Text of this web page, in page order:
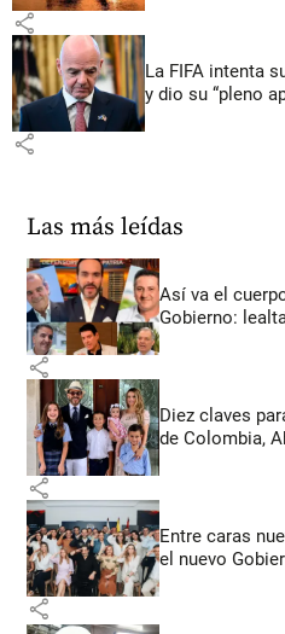
share
La FIFA intenta
y dio su “pleno
share
Las más leídas
Así va el
Gobierno:
share
Diez claves
de Colombia,
share
Entre caras
el nuevo
share